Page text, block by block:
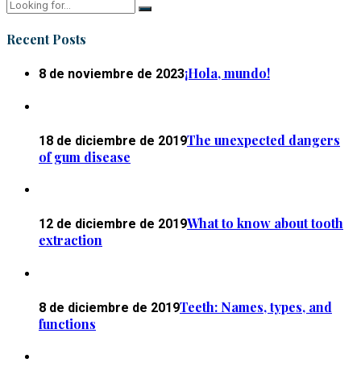
Recent Posts
8 de noviembre de 2023¡Hola, mundo!
18 de diciembre de 2019The unexpected dangers
of gum disease
12 de diciembre de 2019What to know about tooth
extraction
8 de diciembre de 2019Teeth: Names, types, and
functions